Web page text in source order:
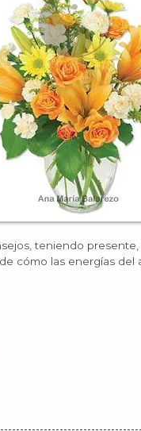
teniendo
cómo las energías del